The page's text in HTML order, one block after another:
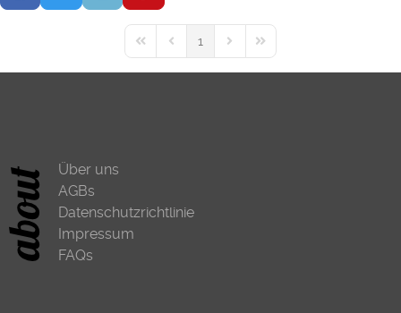
First PagePrevious Page
1
Next PageLast Page
Über uns
AGBs
Datenschutzrichtlinie
Impressum
FAQs